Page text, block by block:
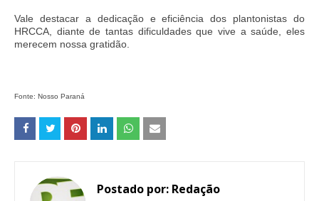
Vale destacar a dedicação e eficiência dos plantonistas do
HRCCA, diante de tantas dificuldades que vive a saúde, eles
merecem nossa gratidão.
Fonte: Nosso Paraná
Postado por: Redação